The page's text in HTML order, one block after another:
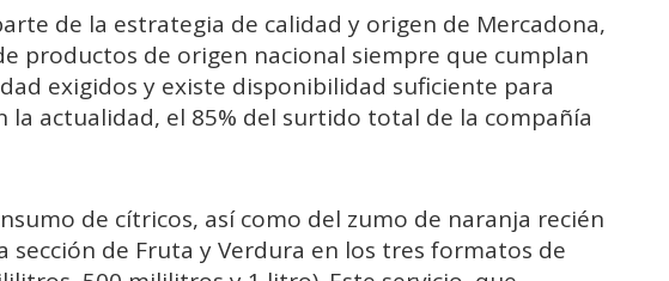
de la estrategia de calidad y origen de Mercadona,
productos de origen nacional siempre que cumplan
exigidos y existe disponibilidad suficiente para
la actualidad, el 85% del surtido total de la compañía
de cítricos, así como del zumo de naranja recién
sección de Fruta y Verdura en los tres formatos de